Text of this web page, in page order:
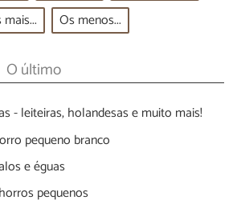
Os menos...
O último
- leiteiras, holandesas e muito mais!
pequeno branco
e éguas
pequenos